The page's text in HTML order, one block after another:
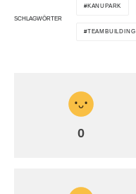
SCHLAGWÖRTER
KANUPARK
TEAMBUILDING
0